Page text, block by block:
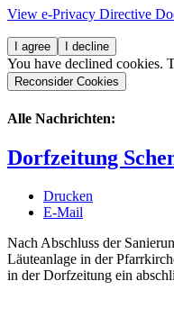
View e-Privacy Directive
I agree I decline
You have declined cookies.
Reconsider Cookies
Alle Nachrichten:
Dorfzeitung
Drucken
E-Mail
Nach Abschluss der
Läuteanlage in der
in der Dorfzeitung ein